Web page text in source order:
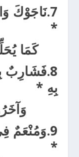
7. نَاجَوْكَ
*
كَمَا
8. فَشَارِبٌ
بِهِ *
وَآخَرُ
9. وَمُنْعَمٌ
*